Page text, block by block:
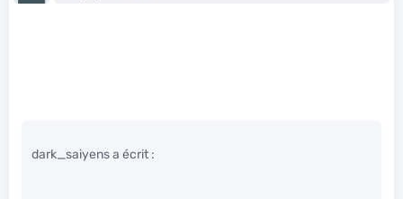
dark_saiyens a écrit :